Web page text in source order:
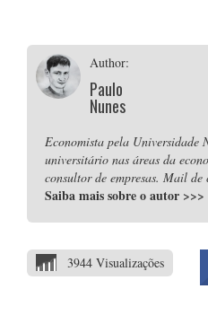
Author:
Paulo
Nunes
Economista pela Universidade
universitário nas áreas da
consultor de empresas. Mail
Saiba mais sobre o autor >>>
3944 Visualizações